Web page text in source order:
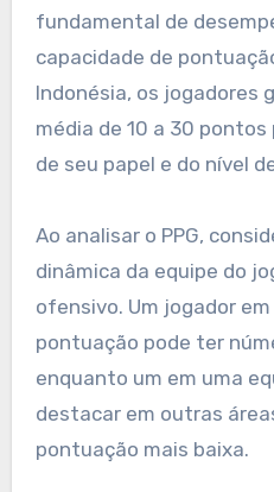
fundamental de
capacidade de
Indonésia, os jogadores
média de 10 a 30
de seu papel e do nível
Ao analisar o PPG,
dinâmica da equipe do
ofensivo. Um jogador
pontuação pode ter
enquanto um em uma
destacar em outras
pontuação mais baixa.